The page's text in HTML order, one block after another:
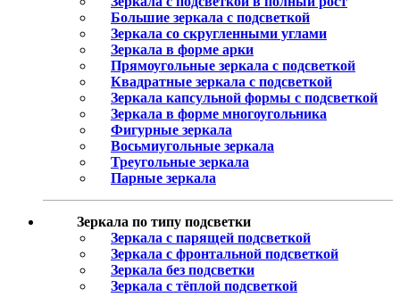
Большие зеркала с подсветкой
Зеркала со скругленными углами
Зеркала в форме арки
Прямоугольные зеркала с подсветкой
Квадратные зеркала с подсветкой
Зеркала капсульной формы с подсветкой
Зеркала в форме многоугольника
Фигурные зеркала
Восьмиугольные зеркала
Треугольные зеркала
Парные зеркала
Зеркала по типу подсветки
Зеркала с парящей подсветкой
Зеркала с фронтальной подсветкой
Зеркала без подсветки
Зеркала с тёплой подсветкой